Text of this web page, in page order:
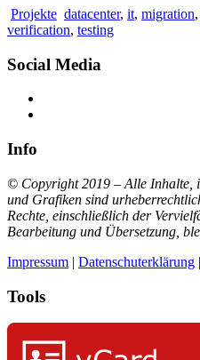
Projekte datacenter, it, migration,
verification, testing
Social Media
Info
© Copyright 2019 – Alle Inhalte,
und Grafiken sind
Rechte, einschließlich der
Bearbeitung und Übersetzung,
Impressum | Datenschuterklärung |
Tools